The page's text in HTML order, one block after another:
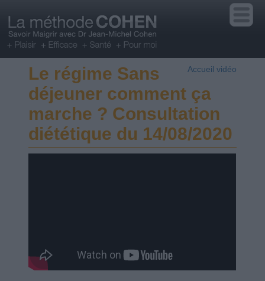
Accueil vidéo
Le régime Sans
déjeuner comment ça
marche ? Consultation
diététique du 14/08/2020